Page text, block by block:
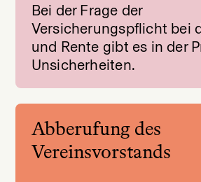
Bei der Frage der
Versicherungspflicht bei
und Rente gibt es in der
Unsicherheiten.
Abberufung des
Vereinsvorstands